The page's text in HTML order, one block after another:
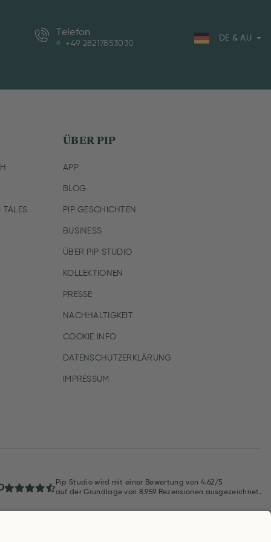
Telefon
+49 28217853030
DE & AU
ÜBER PIP
APP
BLOG
PIP GESCHICHTEN
BUSINESS
ÜBER PIP STUDIO
KOLLEKTIONEN
PRESSE
NACHHALTIGKEIT
COOKIE INFO
DATENSCHUTZERKLÄRUNG
IMPRESSUM
Pip Studio wird mit einer Bewertung von 4.62/5
auf der Grundlage von 8.959 Rezensionen ausgezeichnet.